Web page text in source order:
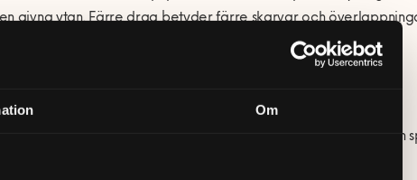
Om
givna ytan. Färre drag betyder färre skarvar och
för att försiktigt slipa bort eventuella ojämnheter, både innan
små ojämnheter i efterhand).